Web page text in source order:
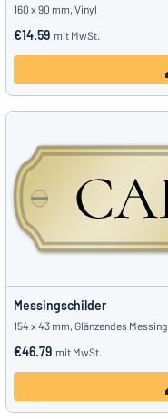
160 x 90 mm, Vinyl
€14.59 mit MwSt.
Messingschilder
154 x 43 mm, Glänzendes Messing
€46.79 mit MwSt.